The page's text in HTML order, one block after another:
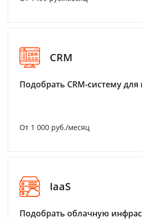
CRM
Подобрать CRM-систему
От 1 000 руб./месяц
IaaS
Подобрать облачную